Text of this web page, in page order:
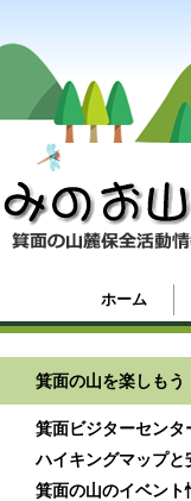
ホーム
箕面の山を楽しもう
箕面ビジターセンタ
ハイキングマップと
箕面の山のイベント